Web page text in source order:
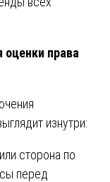
оценки права
изнутри:
сторона по
перед